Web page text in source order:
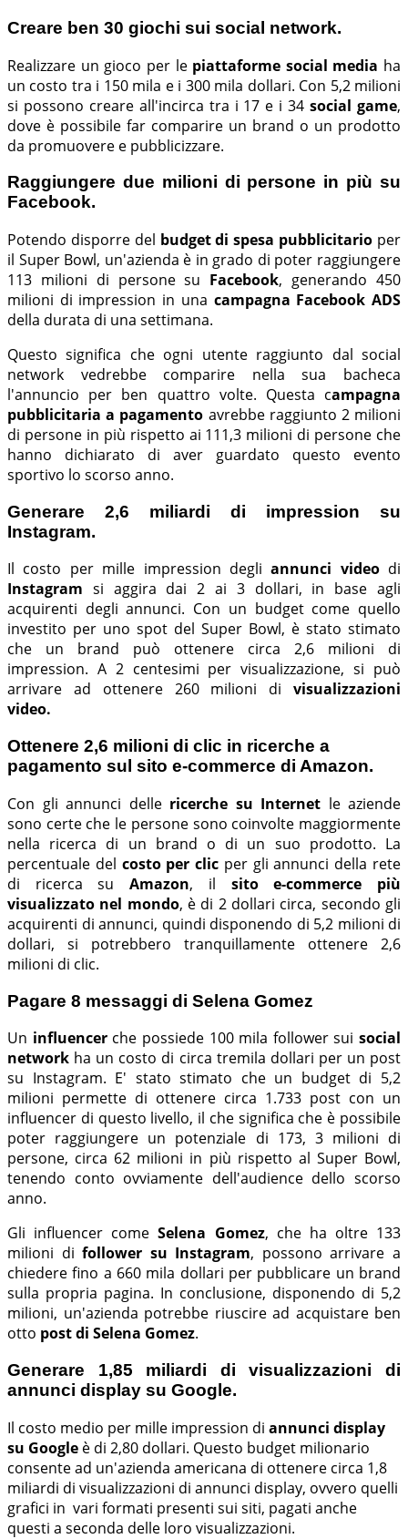
Creare ben 30 giochi sui social network.
Realizzare un gioco per le piattaforme social media ha
un costo tra i 150 mila e i 300 mila dollari. Con 5,2 milioni
si possono creare all'incirca tra i 17 e i 34social game,
dove è possibile far comparire un brand o un prodotto
da promuovere e pubblicizzare.
Raggiungere due milioni di persone in più su
Facebook.
Potendo disporre del budget di spesa pubblicitario per
il Super Bowl, un'azienda è in grado di poter raggiungere
113 milioni di persone su Facebook, generando 450
milioni di impression in una campagna Facebook ADS
della durata di una settimana.
Questo significa che ogni utente raggiunto dal social
network vedrebbe comparire nella sua bacheca
l'annuncio per ben quattro volte. Questa campagna
pubblicitaria a pagamento avrebbe raggiunto 2 milioni
di persone in più rispetto ai 111,3 milioni di persone che
hanno dichiarato di aver guardato questo evento
sportivo lo scorso anno.
Generare 2,6 miliardi di impression su
Instagram.
Il costo per mille impression degliannunci videodi
Instagram si aggira dai 2 ai 3 dollari, in base agli
acquirenti degli annunci. Con un budget come quello
investito per uno spot del Super Bowl, è stato stimato
che un brand può ottenere circa 2,6 milioni di
impression. A 2 centesimi per visualizzazione, si può
arrivare ad ottenere 260 milioni di visualizzazioni
video.
Ottenere 2,6 milioni di clic in ricerche a
pagamento sul sito e-commerce di Amazon.
Con gli annunci delle ricerche su Internet le aziende
sono certe che le persone sono coinvolte maggiormente
nella ricerca di un brand o di un suo prodotto. La
percentuale del costo per clic per gli annunci della rete
di ricerca suAmazon, il sito e-commerce più
visualizzato nel mondo, è di 2 dollari circa, secondo gli
acquirenti di annunci, quindi disponendo di 5,2 milioni di
dollari, si potrebbero tranquillamente ottenere 2,6
milioni di clic.
Pagare 8 messaggi di Selena Gomez
Un influencerche possiede 100 mila follower sui social
network ha un costo di circa tremila dollari per un post
su Instagram. E' stato stimato che un budget di 5,2
milioni permette di ottenere circa 1.733 post con un
influencer di questo livello, il che significa che è possibile
poter raggiungere un potenziale di 173, 3 milioni di
persone, circa 62 milioni in più rispetto al Super Bowl,
tenendo conto ovviamente dell'audience dello scorso
anno.
Gli influencer comeSelena Gomez, che ha oltre 133
milioni difollower su Instagram, possono arrivare a
chiedere fino a 660 mila dollari per pubblicare un brand
sulla propria pagina. In conclusione, disponendo di 5,2
milioni, un'azienda potrebbe riuscire ad acquistare ben
otto post di Selena Gomez.
Generare 1,85 miliardi di visualizzazioni di
annunci display su Google.
Il costo medio per mille impression di annunci display
su Google è di 2,80 dollari. Questo budget milionario
consente ad un'azienda americana di ottenere circa 1,8
miliardi di visualizzazioni di annunci display, ovvero quelli
grafici in vari formati presenti sui siti, pagati anche
questi a seconda delle loro visualizzazioni.